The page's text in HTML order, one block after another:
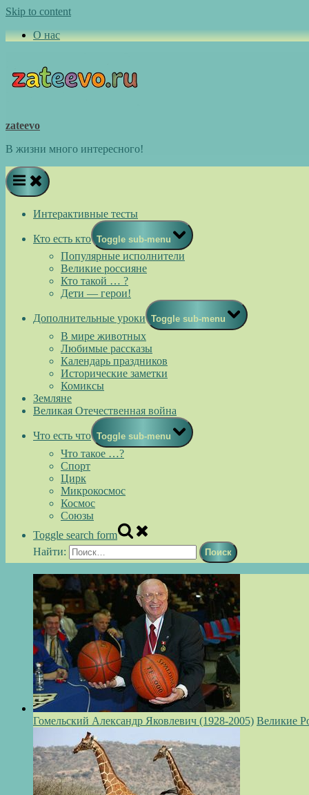
Skip to content
О нас
zateevo
В жизни много интересного!
Интерактивные тесты
Кто есть кто Toggle sub-menu
Популярные исполнители
Великие россияне
Кто такой … ?
Дети — герои!
Дополнительные уроки Toggle sub-menu
В мире животных
Любимые рассказы
Календарь праздников
Исторические заметки
Комиксы
Земляне
Великая Отечественная война
Что есть что Toggle sub-menu
Что такое …?
Спорт
Цирк
Микрокосмос
Космос
Союзы
Toggle search form
Найти:
Гомельский Александр Яковлевич (1928-2005) Великие